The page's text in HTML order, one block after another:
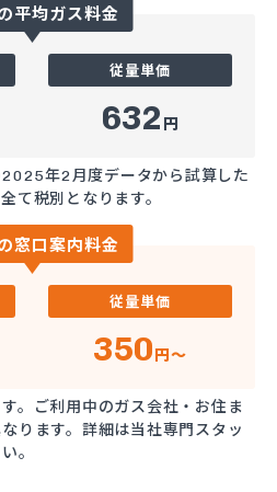
平均ガス料金
従量単価
632 円
年2月度データから試算した
て税別となります。
窓口案内料金
従量単価
350円～
。ご利用中のガス会社・お住ま
ります。詳細は当社専門スタッ
。